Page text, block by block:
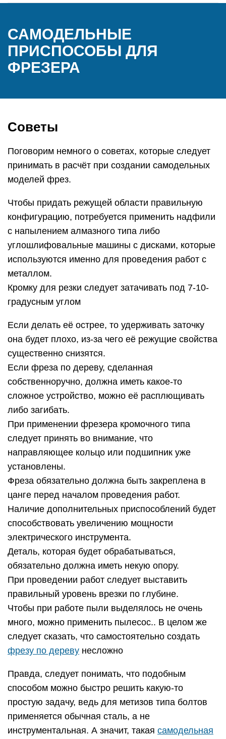
САМОДЕЛЬНЫЕ
ПРИСПОСОБЫ ДЛЯ
ФРЕЗЕРА
Советы
Поговорим немного о советах, которые следует
принимать в расчёт при создании самодельных
моделей фрез.
Чтобы придать режущей области правильную
конфигурацию, потребуется применить надфили
с напылением алмазного типа либо
углошлифовальные машины с дисками, которые
используются именно для проведения работ с
металлом.
Кромку для резки следует затачивать под 7-10-
градусным углом
Если делать её острее, то удерживать заточку
она будет плохо, из-за чего её режущие свойства
существенно снизятся.
Если фреза по дереву, сделанная
собственноручно, должна иметь какое-то
сложное устройство, можно её расплющивать
либо загибать.
При применении фрезера кромочного типа
следует принять во внимание, что
направляющее кольцо или подшипник уже
установлены.
Фреза обязательно должна быть закреплена в
цанге перед началом проведения работ.
Наличие дополнительных приспособлений будет
способствовать увеличению мощности
электрического инструмента.
Деталь, которая будет обрабатываться,
обязательно должна иметь некую опору.
При проведении работ следует выставить
правильный уровень врезки по глубине.
Чтобы при работе пыли выделялось не очень
много, можно применить пылесос.. В целом же
следует сказать, что самостоятельно создать
фрезу по дереву несложно
Правда, следует понимать, что подобным
способом можно быстро решить какую-то
простую задачу, ведь для метизов типа болтов
применяется обычная сталь, а не
инструментальная. А значит, такая самодельная